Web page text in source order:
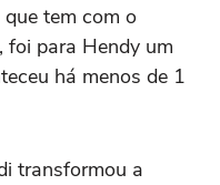
tem com o
foi para Hendy um
há menos de 1
transformou a